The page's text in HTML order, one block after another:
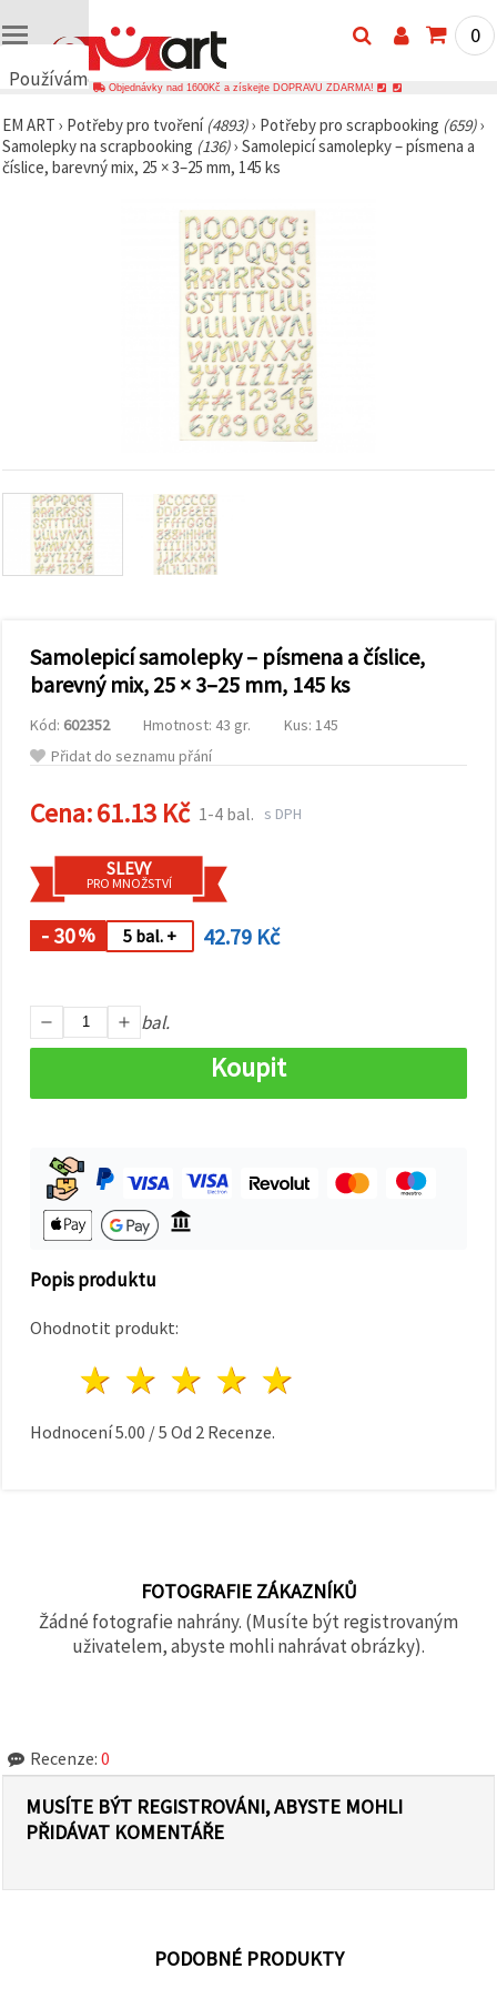
Používáme
🍪
Používáme
cookies a
zobrazovali
obsah a
reklamu, a
to i s
pomocí
našich
marketing.
Můžete
souhlasit s
všech
cookies
kliknutím
vše!" Nebo
uvést své
preference v
Nastavení
výběrem
daného
"Uložit"
vše
0
Objednávky nad 1600Kč a získejte DOPRAVU ZDARMA!
EM ART › Potřeby pro tvoření (4893)› Potřeby pro scrapbooking (659)›
Samolepky na scrapbooking (136)› Samolepicí samolepky – písmena a
číslice, barevný mix, 25 × 3–25 mm, 145 ks
Samolepicí samolepky – písmena a číslice,
barevný mix, 25 × 3–25 mm, 145 ks
Kód: 602352 Hmotnost: 43 gr.
Kus: 145
Přidat do seznamu přání
Cena:61.13 Kč 1-4 bal. s DPH
SLEVY
PRO MNOŽSTVÍ
- 30% 5 bal. + 42.79 Kč
bal.
Koupit
Popis produktu
Ohodnotit produkt:
4 hvězdy
3 hvězdy
2 hvězdy
1 hvězda
Hodnocení5.00 /5 Od 2 Recenze.
FOTOGRAFIE ZÁKAZNÍKŮ
Žádné fotografie nahrány. (Musíte být registrovaným
uživatelem, abyste mohli nahrávat obrázky).
Recenze: 0
MUSÍTE BÝT REGISTROVÁNI, ABYSTE MOHLI
PŘIDÁVAT KOMENTÁŘE
PODOBNÉ PRODUKTY